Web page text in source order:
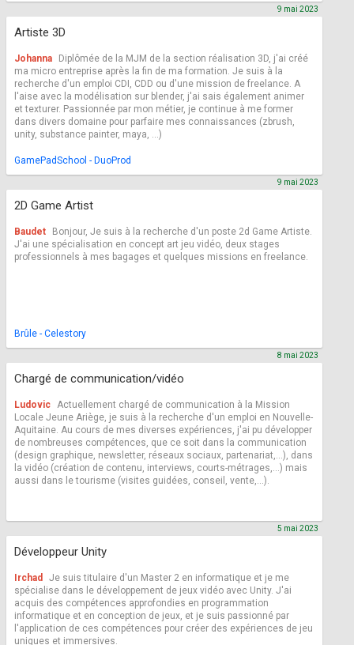
Artiste 3D
9 mai 2023
Johanna
Diplômée de la MJM de la section réalisation 3D, j'ai créé
ma micro entreprise après la fin de ma formation. Je suis à la
recherche d'un emploi CDI, CDD ou d'une mission de freelance. A
l'aise avec la modélisation sur blender, j'ai sais également animer
et texturer. Passionnée par mon métier, je continue à me former
dans divers domaine pour parfaire mes connaissances (zbrush,
unity, substance painter, maya, ...)
GamePadSchool - DuoProd
2D Game Artist
9 mai 2023
Baudet
Bonjour, Je suis à la recherche d'un poste 2d Game Artiste.
J'ai une spécialisation en concept art jeu vidéo, deux stages
professionnels à mes bagages et quelques missions en freelance.
Brûle - Celestory
Chargé de communication/vidéo
8 mai 2023
Ludovic Actuellement chargé de communication à la Mission
Locale Jeune Ariège, je suis à la recherche d'un emploi en Nouvelle-
Aquitaine. Au cours de mes diverses expériences, j'ai pu développer
de nombreuses compétences, que ce soit dans la communication
(design graphique, newsletter, réseaux sociaux, partenariat,...), dans
la vidéo (création de contenu, interviews, courts-métrages,...) mais
aussi dans le tourisme (visites guidées, conseil, vente,...).
Développeur Unity
5 mai 2023
Irchad
Je suis titulaire d'un Master 2 en informatique et je me
spécialise dans le développement de jeux vidéo avec Unity. J'ai
acquis des compétences approfondies en programmation
informatique et en conception de jeux, et je suis passionné par
l'application de ces compétences pour créer des expériences de jeu
uniques et immersives.